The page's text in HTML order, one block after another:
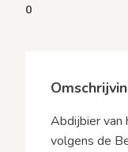
0
Abdijbier van
volgens de